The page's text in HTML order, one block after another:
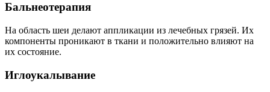
Бальнеотерапия
На область шеи делают аппликации из лечебных грязей. Их
компоненты проникают в ткани и положительно влияют на
их состояние.
Иглоукалывание